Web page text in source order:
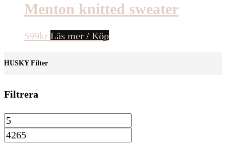
Menton knitted sweater
599kr Läs mer / Köp
HUSKY Filter
Filtrera